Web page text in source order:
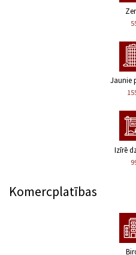
Jaunie
Izīrē
Komercplatības